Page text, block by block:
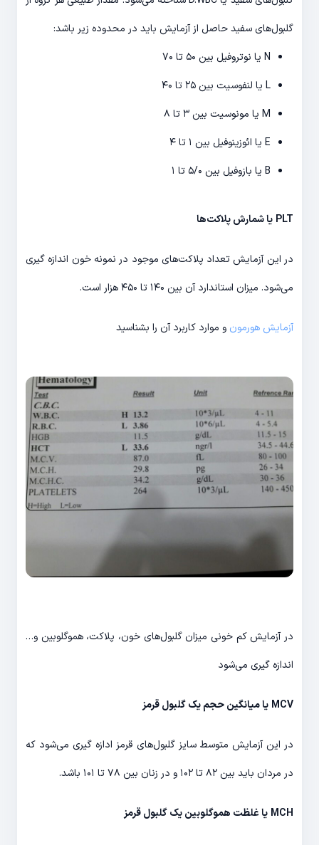
گلبول‌های سفید حاصل از آزمایش باید در محدوده زیر باشد:
N یا نوتروفیل بین ۵۰ تا ۷۰
L یا لنفوسیت بین ۲۵ تا ۴۰
M یا مونوسیت بین ۳ تا ۸
E یا ائوزینوفیل بین ۱ تا ۴
B یا بازوفیل بین ۵/۰ تا ۱
PLT یا شمارش پلاکت‌ها
در این آزمایش تعداد پلاکت‌های موجود در نمونه خون اندازه گیری
می‌شود. میزان استاندارد آن بین ۱۴۰ تا ۴۵۰ هزار است.
آزمایش هورمون و موارد کاربرد آن را بشناسید
در آزمایش کم خونی میزان گلبول‌های خون، پلاکت، هموگلوبین و…
اندازه گیری می‌شود
MCV یا میانگین حجم یک گلبول قرمز
در این آزمایش متوسط سایز گلبول‌های قرمز ادازه گیری می‌شود که
در مردان باید بین ۸۲ تا ۱۰۲ و در زنان بین ۷۸ تا ۱۰۱ باشد.
MCH یا غلظت هموگلوبین یک گلبول قرمز